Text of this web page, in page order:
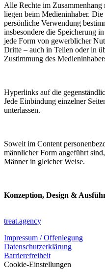
Alle Rechte im
liegen beim Medieninhaber.
persönliche Verwendung
insbesondere die Speicherung
jede Form von gewerblicher
Dritte – auch in Teilen oder in
Zustimmung des
Hyperlinks auf die
Jede Einbindung einzelner
unterlassen.
Soweit im Content
männlicher Form angeführt
Männer in gleicher Weise.
Konzeption, Design &
treat.agency
Impressum / Offenlegung
Datenschutzerklärung
Barrierefreiheit
Cookie-Einstellungen